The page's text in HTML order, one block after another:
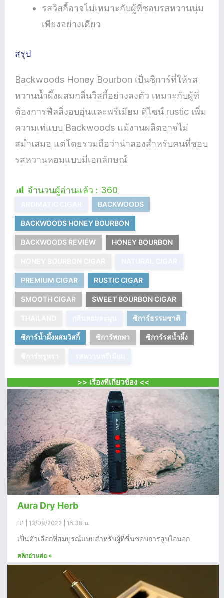
รสวิสกี้อาจไม่เหมาะกับผู้ที่ชอบรสหวานนุ่ม
เพียงอย่างเดียว
สรุป
Backwoods Honey Bourbon เป็นซิการ์ที่ให้รส
หวานน้ำผึ้งผสมกลิ่นวิสกี้อย่างลงตัว เหมาะกับผู้ที่
ต้องการฟีลลิ่งอบอุ่นและพรีเมียม ดีไซน์ rustic เพิ่ม
ความเท่แบบ Backwoods แม้งานผลิตอาจไม่
สม่ำเสมอ แต่โดยรวมถือว่าน่าลองสำหรับคนที่ชอบ
รสหวานหอมแบบมีเอกลักษณ์
จำนวนผู้อ่านแล้ว : 360
BACKWOODS
BACKWOODS HONEY BOURBON
BACKWOODS REVIEW HONEY BOURBON
PREMIUM CIGAR RUSTIC CIGAR
SMOOTH CIGAR SWEET BOURBON CIGAR
ซิการ์ธรรมชาติ
ซิการ์น้ำผึ้งผสมวิสกี้ ซิการ์พกพา ซิการ์รสน้ำผึ้ง
>> เรื่องที่เกี่ยวข้อง <<
Aura Dry Herb
B1 13/08/2022 16:38 น.
เป็นตัวเลือกที่สมบูรณ์แบบสำหรับผู้ที่ชื่นชอบการสูบไอนอก
คลิกอ่านต่อ »